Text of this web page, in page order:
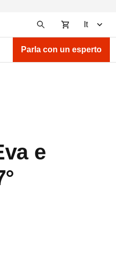
It
Parla con un esperto
e